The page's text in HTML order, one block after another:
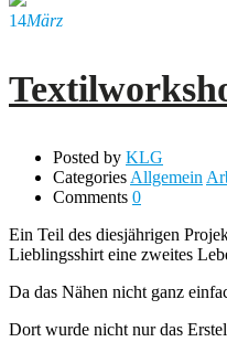
14März
Posted by KLG
Categories Allgemein
Comments 0
Ein Teil des diesjährigen
Lieblingsshirt eine zweites
Da das Nähen nicht ganz
Dort wurde nicht nur das